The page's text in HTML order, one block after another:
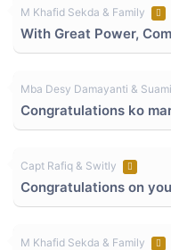
M Khafid Sekda & Family
With Great Power,
Mba Desy Damayanti & Suami
Congratulations ko
Capt Rafiq & Switly
Congratulations on
M Khafid Sekda & Family